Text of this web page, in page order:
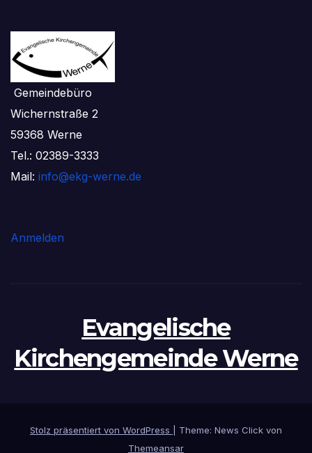
Gemeindebüro
Wichernstraße 2
59368 Werne
Tel.: 02389-3333
Mail: info@ekg-werne.de
Anmelden
Evangelische
Kirchengemeinde Werne
Stolz präsentiert von WordPress
Theme: News Click von
Themeansar